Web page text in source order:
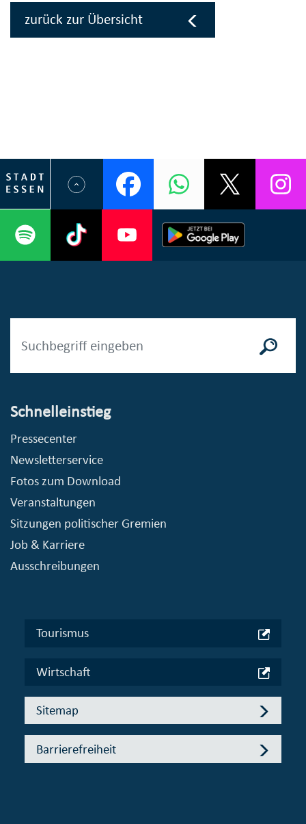
zurück zur Übersicht
Schnelleinstieg
Pressecenter
Newsletterservice
Fotos zum Download
Veranstaltungen
Sitzungen politischer Gremien
Job & Karriere
Ausschreibungen
Tourismus
Wirtschaft
Sitemap
Barrierefreiheit